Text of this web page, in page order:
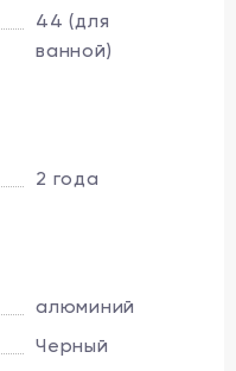
44 (для
ванной)
2 года
алюминий
Черный